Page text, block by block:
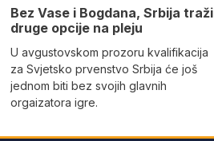
Bez Vase i Bogdana, Srbija traži
druge opcije na pleju
U avgustovskom prozoru kvalifikacija
za Svjetsko prvenstvo Srbija će još
jednom biti bez svojih glavnih
orgaizatora igre.